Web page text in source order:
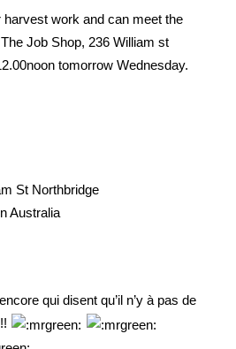
harvest work and can meet the
Job Shop, 236 William st
tomorrow Wednesday.
St Northbridge
Australia
qui disent qu’il n’y à pas de